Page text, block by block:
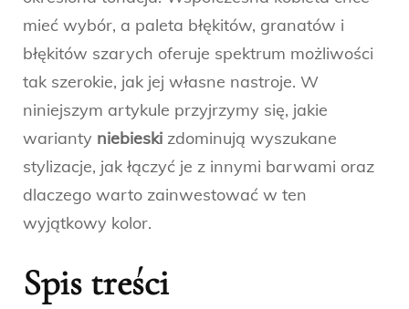
mieć wybór, a paleta błękitów, granatów i
błękitów szarych oferuje spektrum możliwości
tak szerokie, jak jej własne nastroje. W
niniejszym artykule przyjrzymy się, jakie
warianty niebieski zdominują wyszukane
stylizacje, jak łączyć je z innymi barwami oraz
dlaczego warto zainwestować w ten
wyjątkowy kolor.
Spis treści